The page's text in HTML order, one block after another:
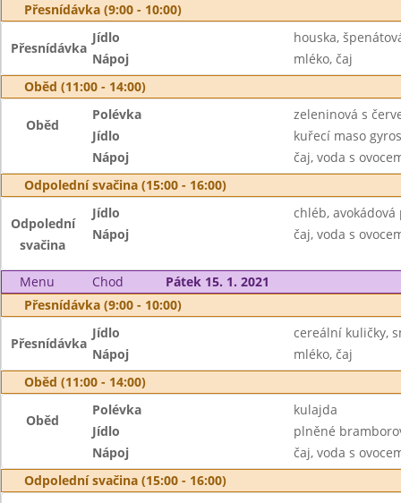
Přesnídávka (9:00 - 10:00)
Přesnídávka
Jídlo
houska,
Nápoj
mléko, čaj
Oběd (11:00 - 14:00)
Oběd
Polévka
zeleninová s
Jídlo
kuřecí maso
Nápoj
čaj, voda s
Odpolední svačina (15:00 - 16:00)
Odpolední
svačina
Jídlo
chléb,
Nápoj
čaj, voda s
Menu Chod
Pátek 15. 1. 2021
Přesnídávka (9:00 - 10:00)
Přesnídávka
Jídlo
cereální kuličky,
Nápoj
mléko, čaj
Oběd (11:00 - 14:00)
Oběd
Polévka
kulajda
Jídlo
plněné
Nápoj
čaj, voda s
Odpolední svačina (15:00 - 16:00)